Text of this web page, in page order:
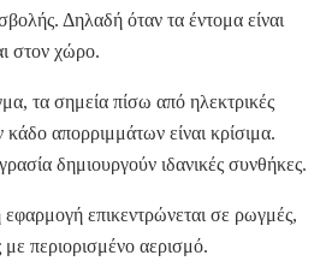
Δηλαδή όταν τα έντομα είναι
στον χώρο.
τα σημεία πίσω από ηλεκτρικές
απορριμμάτων είναι κρίσιμα.
δημιουργούν ιδανικές συνθήκες.
επικεντρώνεται σε ρωγμές,
με περιορισμένο αερισμό.